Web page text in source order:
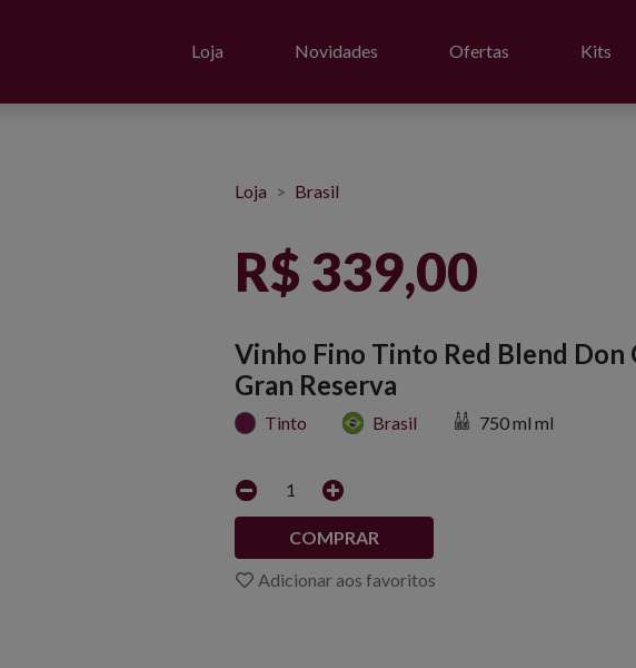
Loja Novidades Ofertas Kits
Loja Brasil
R$ 339,00
Vinho Fino Tinto Red Blend Don
Gran Reserva
Tinto Brasil 750 ml ml
1
COMPRAR
Adicionar aos favoritos